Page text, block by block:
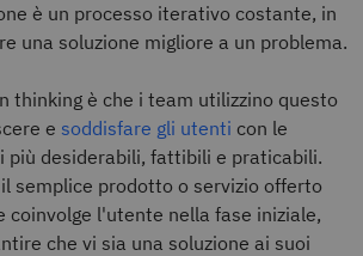
è un processo iterativo costante, in
una soluzione migliore a un problema.
thinking è che i team utilizzino questo
e soddisfare gli utenti con le
più desiderabili, fattibili e praticabili.
semplice prodotto o servizio offerto
coinvolge l'utente nella fase iniziale,
che vi sia una soluzione ai suoi